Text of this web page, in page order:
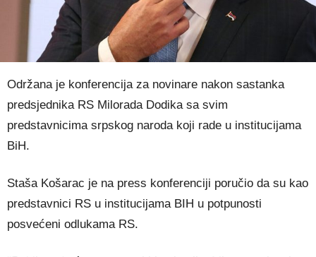
Održana je konferencija za novinare nakon sastanka
predsjednika RS Milorada Dodika sa svim
predstavnicima srpskog naroda koji rade u institucijama
BiH.
Staša Košarac je na press konferenciji poručio da su kao
predstavnici RS u institucijama BIH u potpunosti
posvećeni odlukama RS.